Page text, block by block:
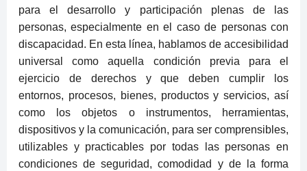
para el desarrollo y participación plenas de las
personas, especialmente en el caso de personas con
discapacidad. En esta línea, hablamos de accesibilidad
universal como aquella condición previa para el
ejercicio de derechos y que deben cumplir los
entornos, procesos, bienes, productos y servicios, así
como los objetos o instrumentos, herramientas,
dispositivos y la comunicación, para ser comprensibles,
utilizables y practicables por todas las personas en
condiciones de seguridad, comodidad y de la forma